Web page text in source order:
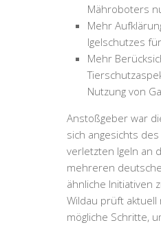
Mähroboters
Mehr
Igelschutzes
Mehr
Nutzung von
Anstoßgeber war
sich angesichts
verletzten Igeln an
mehreren
ähnliche Initiativen
Wildau prüft
mögliche Schritte,